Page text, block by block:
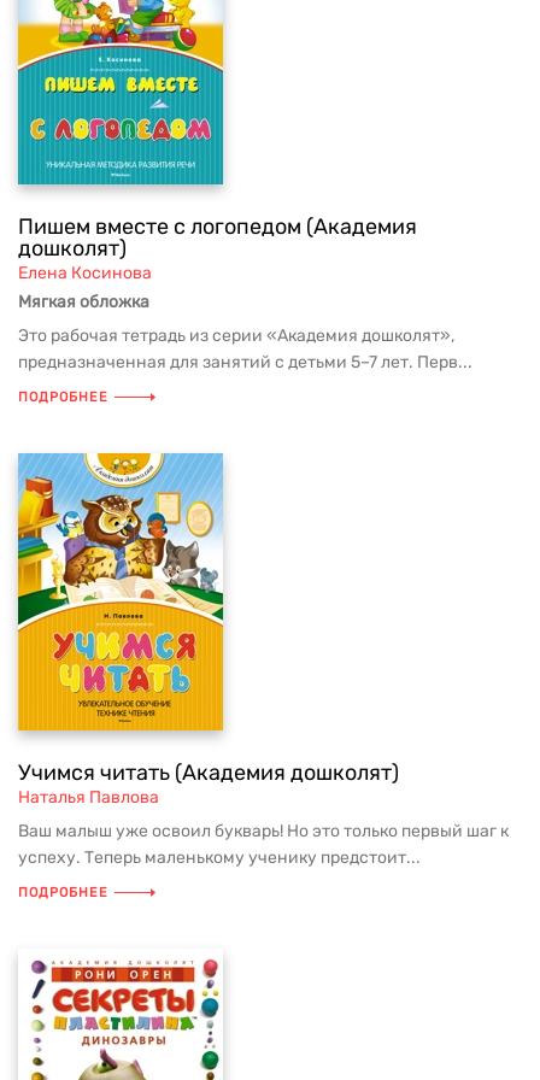
Пишем вместе с логопедом (Академия
дошколят)
Елена Косинова
Мягкая обложка
Это рабочая тетрадь из серии «Академия дошколят»,
предназначенная для занятий с детьми 5–7 лет. Перв...
ПОДРОБНЕЕ
Учимся читать (Академия дошколят)
Наталья Павлова
Ваш малыш уже освоил букварь! Но это только первый шаг к
успеху. Теперь маленькому ученику предстоит...
ПОДРОБНЕЕ